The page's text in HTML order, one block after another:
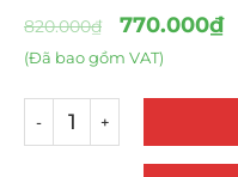
820.000₫ 770.000₫
(Đã bao gồm VAT)